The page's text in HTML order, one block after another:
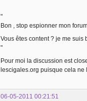
"
Bon , stop espionner mon
Vous êtes content ? je me suis
"
Pour moi la discussion est
lescigales.org puisque cela
06-05-2011 00:21:51